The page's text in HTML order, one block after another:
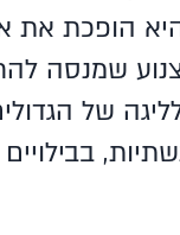
היא הופכת
שמנסה
של
בבילויים